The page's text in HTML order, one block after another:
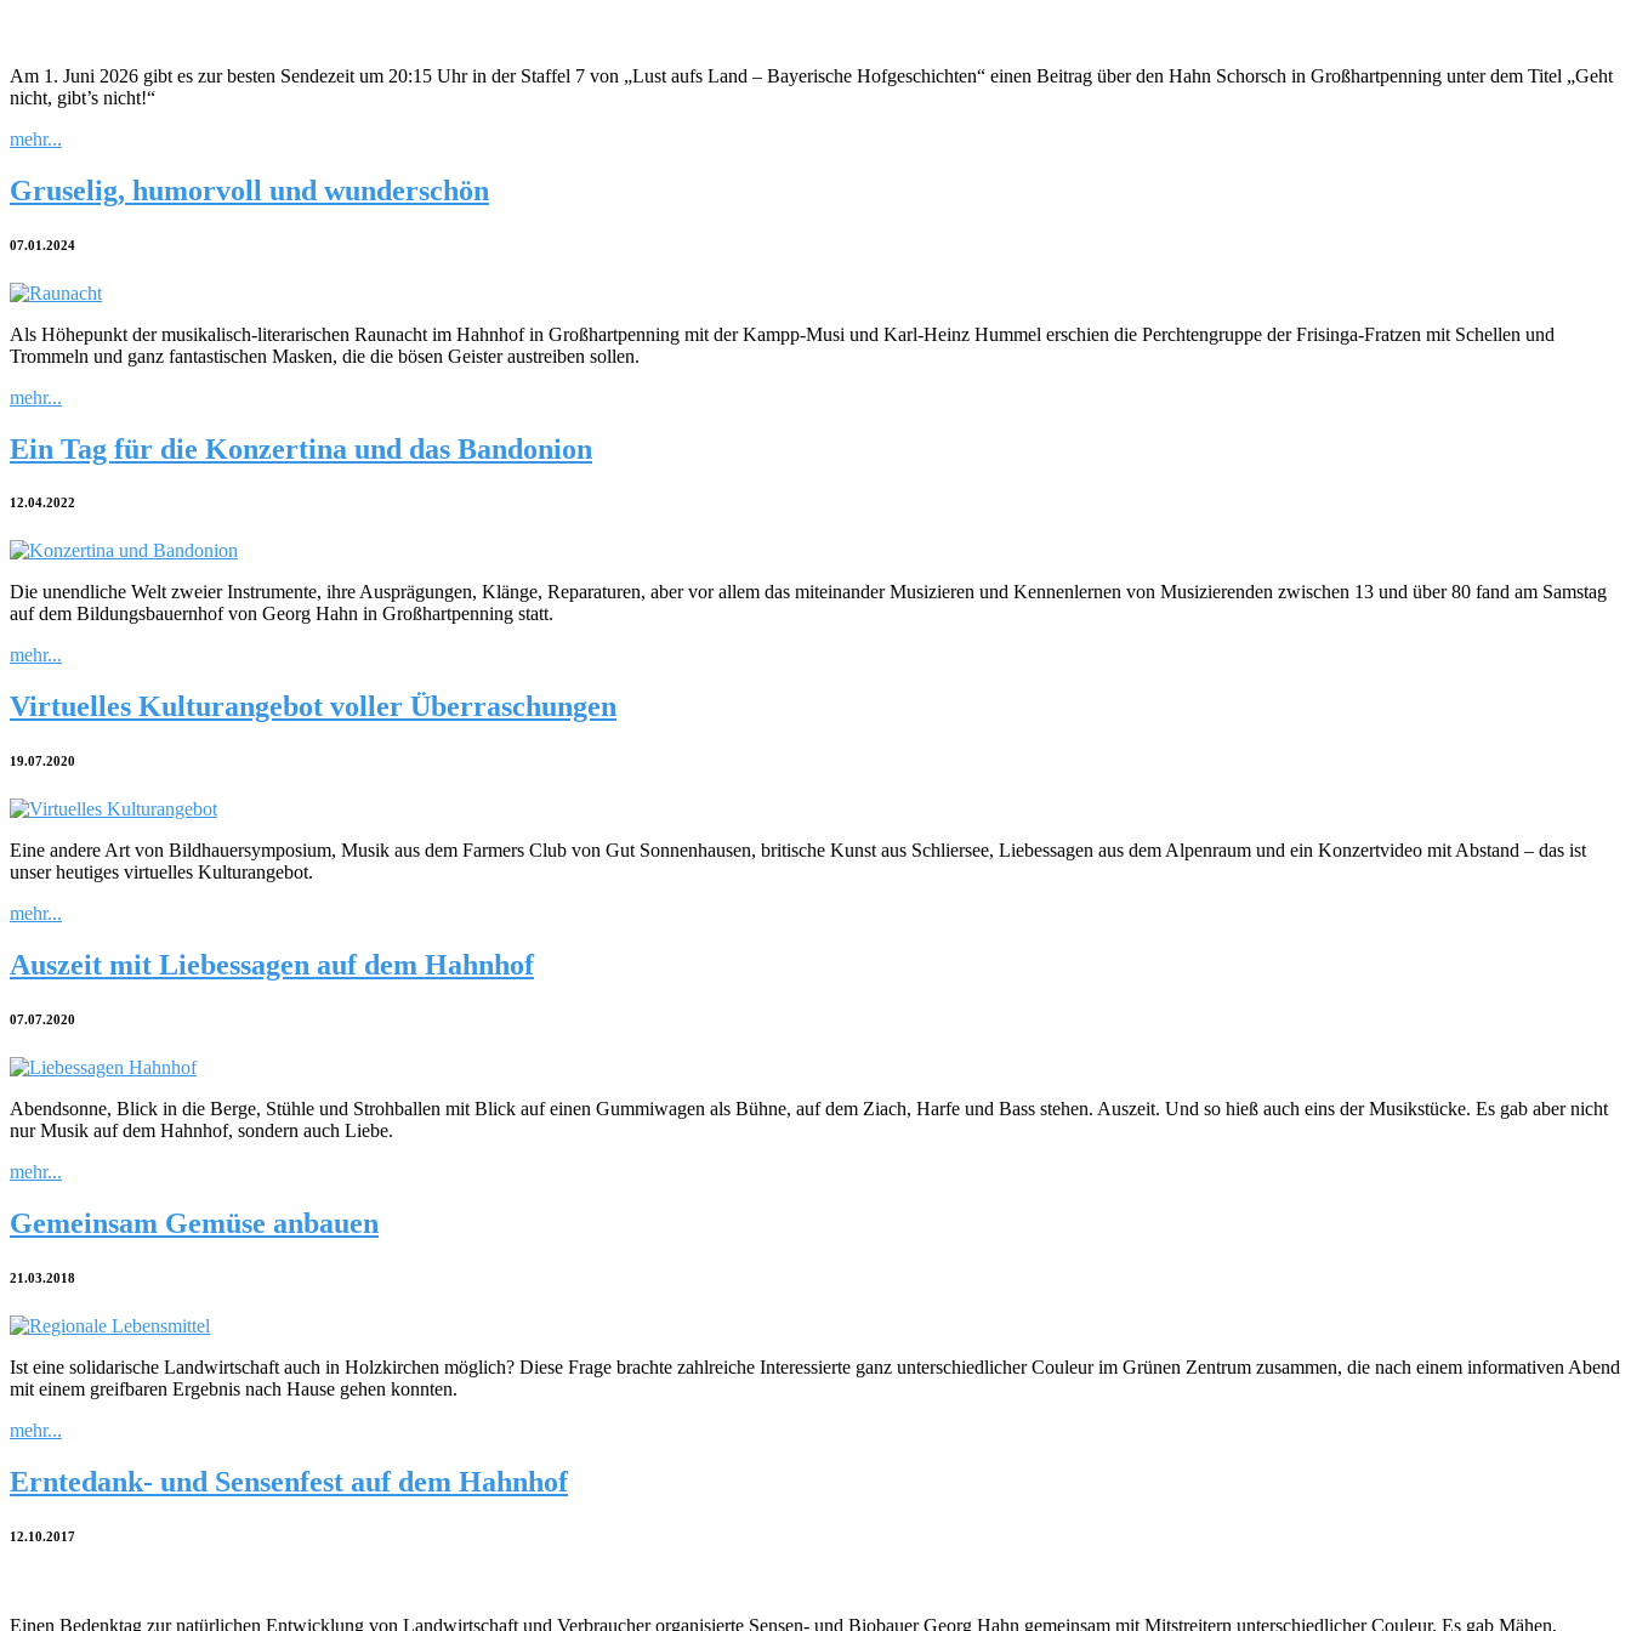
Am 1. Juni 2026 gibt es zur besten Sendezeit um 20:15 Uhr in der Staffel 7 von „Lust aufs Land – Bayerische Hofgeschichten“ einen Beitrag über den Hahn Schorsch in Großhartpenning unter dem Titel „Geht
nicht, gibt’s nicht!“
mehr...
Gruselig, humorvoll und wunderschön
07.01.2024
Als Höhepunkt der musikalisch-literarischen Raunacht im Hahnhof in Großhartpenning mit der Kampp-Musi und Karl-Heinz Hummel erschien die Perchtengruppe der Frisinga-Fratzen mit Schellen und
Trommeln und ganz fantastischen Masken, die die bösen Geister austreiben sollen.
mehr...
Ein Tag für die Konzertina und das Bandonion
12.04.2022
Die unendliche Welt zweier Instrumente, ihre Ausprägungen, Klänge, Reparaturen, aber vor allem das miteinander Musizieren und Kennenlernen von Musizierenden zwischen 13 und über 80 fand am Samstag
auf dem Bildungsbauernhof von Georg Hahn in Großhartpenning statt.
mehr...
Virtuelles Kulturangebot voller Überraschungen
19.07.2020
Eine andere Art von Bildhauersymposium, Musik aus dem Farmers Club von Gut Sonnenhausen, britische Kunst aus Schliersee, Liebessagen aus dem Alpenraum und ein Konzertvideo mit Abstand – das ist
unser heutiges virtuelles Kulturangebot.
mehr...
Auszeit mit Liebessagen auf dem Hahnhof
07.07.2020
Abendsonne, Blick in die Berge, Stühle und Strohballen mit Blick auf einen Gummiwagen als Bühne, auf dem Ziach, Harfe und Bass stehen. Auszeit. Und so hieß auch eins der Musikstücke. Es gab aber nicht
nur Musik auf dem Hahnhof, sondern auch Liebe.
mehr...
Gemeinsam Gemüse anbauen
21.03.2018
Ist eine solidarische Landwirtschaft auch in Holzkirchen möglich? Diese Frage brachte zahlreiche Interessierte ganz unterschiedlicher Couleur im Grünen Zentrum zusammen, die nach einem informativen Abend
mit einem greifbaren Ergebnis nach Hause gehen konnten.
mehr...
Erntedank- und Sensenfest auf dem Hahnhof
12.10.2017
Einen Bedenktag zur natürlichen Entwicklung von Landwirtschaft und Verbraucher organisierte Sensen- und Biobauer Georg Hahn gemeinsam mit Mitstreitern unterschiedlicher Couleur. Es gab Mähen,